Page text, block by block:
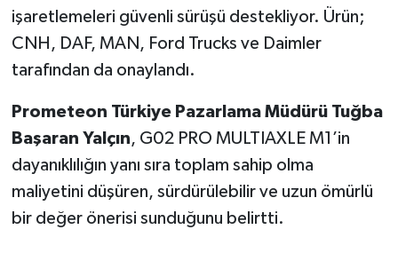
işaretlemeleri güvenli sürüşü destekliyor. Ürün;
CNH, DAF, MAN, Ford Trucks ve Daimler
tarafından da onaylandı.
Prometeon Türkiye Pazarlama Müdürü Tuğba
Başaran Yalçın, G02 PRO MULTIAXLE M1’in
dayanıklılığın yanı sıra toplam sahip olma
maliyetini düşüren, sürdürülebilir ve uzun ömürlü
bir değer önerisi sunduğunu belirtti.